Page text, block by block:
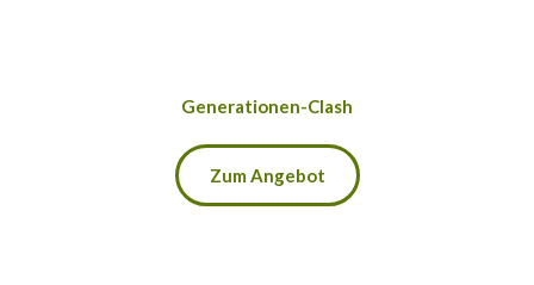
Generationen-Clash
Zum Angebot